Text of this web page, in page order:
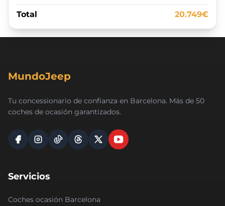
Total 20.749€
MundoJeep
Tu concessionario de confianza en Barcelona. Más de 50
coches de ocasión garantizados.
Servicios
Coches ocasión Barcelona